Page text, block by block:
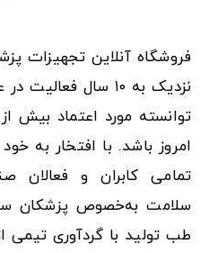
فروشگاه آنلاین تجهیزات
نزدیک به ۱۰ سال
امروز باشد. با افتخار به
تمامی کابران و فعالان
سلامت به‌خصوص پزشکان
طب تولید با گردآوری تیمی